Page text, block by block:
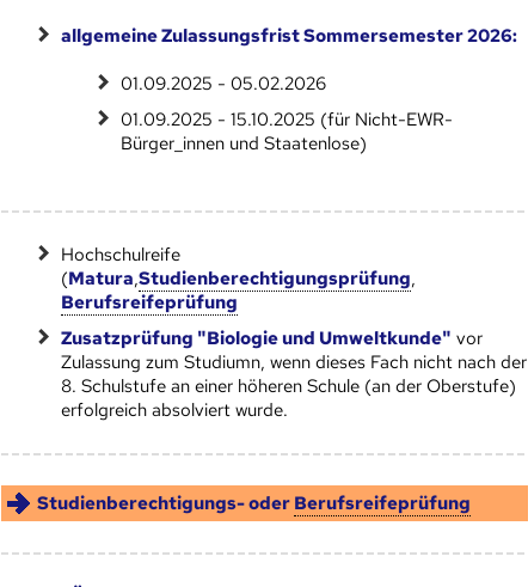
allgemeine Zulassungsfrist Sommersemester 2026:
01.09.2025 - 05.02.2026
01.09.2025 - 15.10.2025 (für Nicht-EWR-
Bürger_innen und Staatenlose)
Hochschulreife
(Matura,Studienberechtigungsprüfung,
Berufsreifeprüfung
Zusatzprüfung "Biologie und Umweltkunde" vor
Zulassung zum Studiumn, wenn dieses Fach nicht nach der
8. Schulstufe an einer höheren Schule (an der Oberstufe)
erfolgreich absolviert wurde.
Studienberechtigungs- oder Berufsreifeprüfung